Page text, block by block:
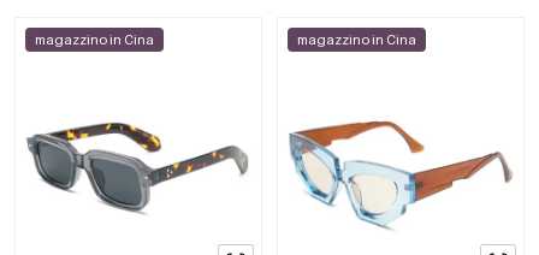
magazzino in Cina magazzino in Cina